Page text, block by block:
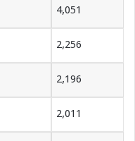
4,051
2,256
2,196
2,011